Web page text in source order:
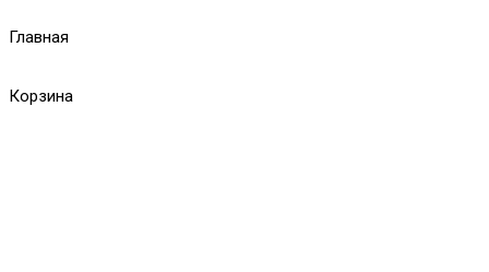
Главная
Корзина